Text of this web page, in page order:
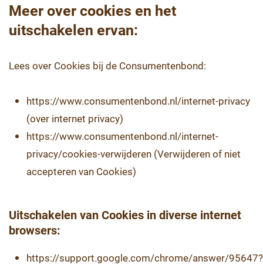
Meer over cookies en het
uitschakelen ervan:
Lees over Cookies bij de Consumentenbond:
https://www.consumentenbond.nl/internet-privacy
(over internet privacy)
https://www.consumentenbond.nl/internet-
privacy/cookies-verwijderen (Verwijderen of niet
accepteren van Cookies)
Uitschakelen van Cookies in diverse internet
browsers:
https://support.google.com/chrome/answer/95647?